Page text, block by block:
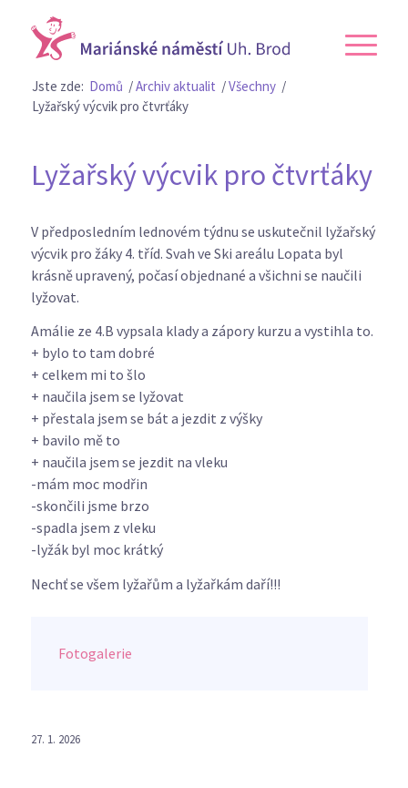
Jste zde: Domů /Archiv aktualit /Všechny /
Lyžařský výcvik pro čtvrťáky
Lyžařský výcvik pro čtvrťáky
V předposledním lednovém týdnu se uskutečnil lyžařský
výcvik pro žáky 4. tříd. Svah ve Ski areálu Lopata byl
krásně upravený, počasí objednané a všichni se naučili
lyžovat.
Amálie ze 4.B vypsala klady a zápory kurzu a vystihla to.
+ bylo to tam dobré
+ celkem mi to šlo
+ naučila jsem se lyžovat
+ přestala jsem se bát a jezdit z výšky
+ bavilo mě to
+ naučila jsem se jezdit na vleku
-mám moc modřin
-skončili jsme brzo
-spadla jsem z vleku
-lyžák byl moc krátký
Nechť se všem lyžařům a lyžařkám daří!!!
Fotogalerie
27. 1. 2026